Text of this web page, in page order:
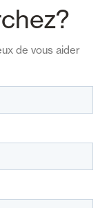
de vous aider